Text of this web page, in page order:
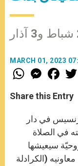
MARCH 01, 2023
W
h
t
s
p
M
e
s
e
g
e
r
F
a
e
b
o
k
Share this Entry
فرنسيس في دار
في الصلاة
سيعيشها
(الكرادلة